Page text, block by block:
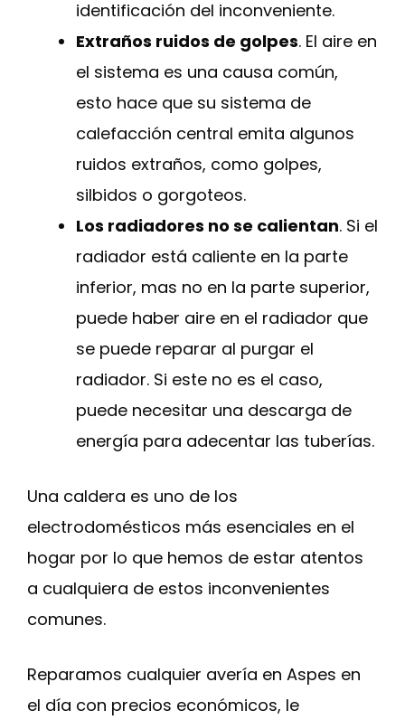
identificación del inconveniente.
Extraños ruidos de golpes. El aire en
el sistema es una causa común,
esto hace que su sistema de
calefacción central emita algunos
ruidos extraños, como golpes,
silbidos o gorgoteos.
Los radiadores no se calientan. Si el
radiador está caliente en la parte
inferior, mas no en la parte superior,
puede haber aire en el radiador que
se puede reparar al purgar el
radiador. Si este no es el caso,
puede necesitar una descarga de
energía para adecentar las tuberías.
Una caldera es uno de los
electrodomésticos más esenciales en el
hogar por lo que hemos de estar atentos
a cualquiera de estos inconvenientes
comunes.
Reparamos cualquier avería en Aspes en
el día con precios económicos, le